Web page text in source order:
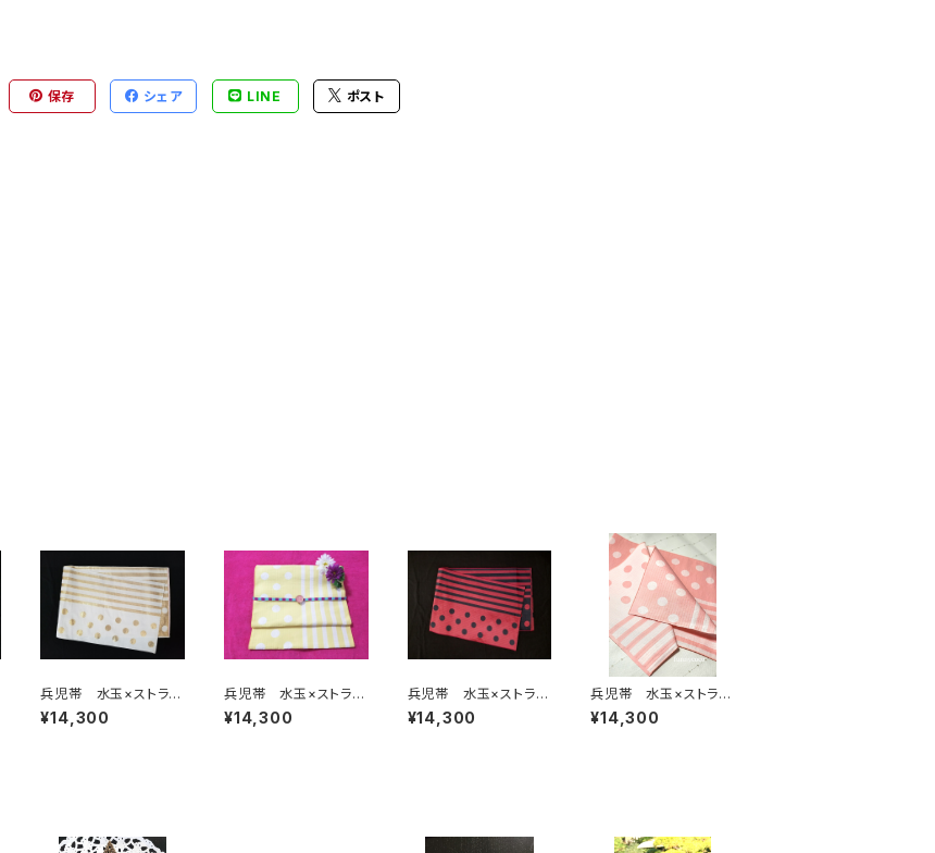
保存 シェア LINE ポスト
兵児帯 水玉×ストライ
プ ホワイト×ゴールド
(リバーシブル)
¥14,300
兵児帯 水玉×ストライ
プ ホワイト×イエロー
(リバーシブル)
¥14,300
兵児帯 水玉×ストライ
プ 赤×黒(リバーシブ
ル)
¥14,300
兵児帯 水玉×ストライ
プ ソフトピンク(リバー
シブル)
¥14,300